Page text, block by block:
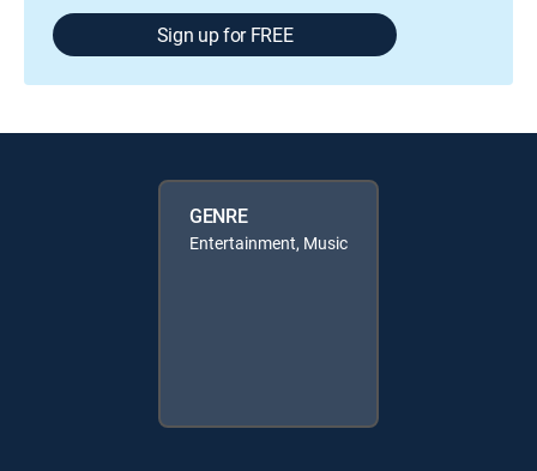
Sign up for FREE
GENRE
Entertainment, Music